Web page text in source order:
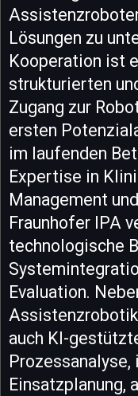
Lösungen zu
Kooperation ist
strukturierten
Zugang zur
ersten
im laufenden
Expertise in
Management
Fraunhofer IPA
technologische
Evaluation.
auch KI-
Einsatzplanung,